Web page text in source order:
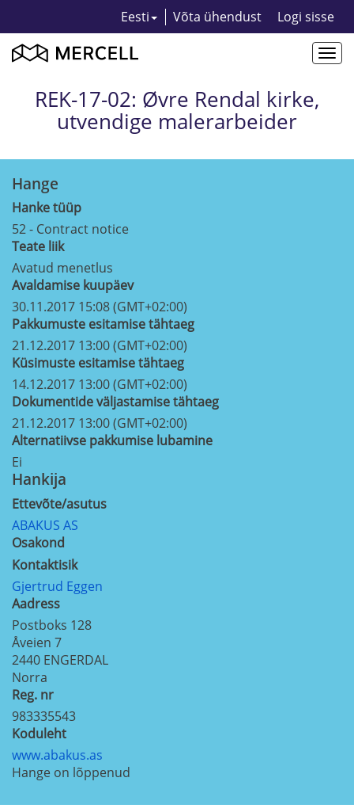
Eesti Võta ühendust Logi sisse
REK-17-02: Øvre Rendal kirke,
utvendige malerarbeider
Hange
Hanke tüüp
52 - Contract notice
Teate liik
Avatud menetlus
Avaldamise kuupäev
30.11.2017 15:08 (GMT+02:00)
Pakkumuste esitamise tähtaeg
21.12.2017 13:00 (GMT+02:00)
Küsimuste esitamise tähtaeg
14.12.2017 13:00 (GMT+02:00)
Dokumentide väljastamise tähtaeg
21.12.2017 13:00 (GMT+02:00)
Alternatiivse pakkumise lubamine
Ei
Hankija
Ettevõte/asutus
ABAKUS AS
Osakond
Kontaktisik
Gjertrud Eggen
Aadress
Postboks 128
Åveien 7
2440 ENGERDAL
Norra
Reg. nr
983335543
Koduleht
www.abakus.as
Hange on lõppenud